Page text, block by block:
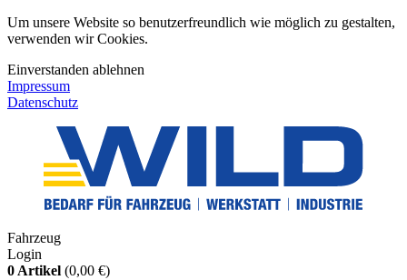
Um unsere Website so benutzerfreundlich wie möglich zu gestalten,
verwenden wir Cookies.
Einverstanden ablehnen
Impressum
Datenschutz
Fahrzeug
Login
0 Artikel (0,00 €)